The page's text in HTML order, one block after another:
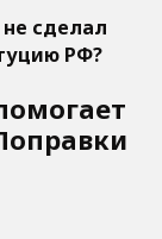
сделал
РФ?